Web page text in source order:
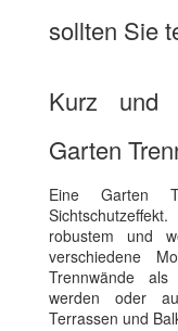
sollten Sie
Kurz und
Garten
Eine Garten
robustem und
verschiedene
Trennwände
werden oder
Terrassen und